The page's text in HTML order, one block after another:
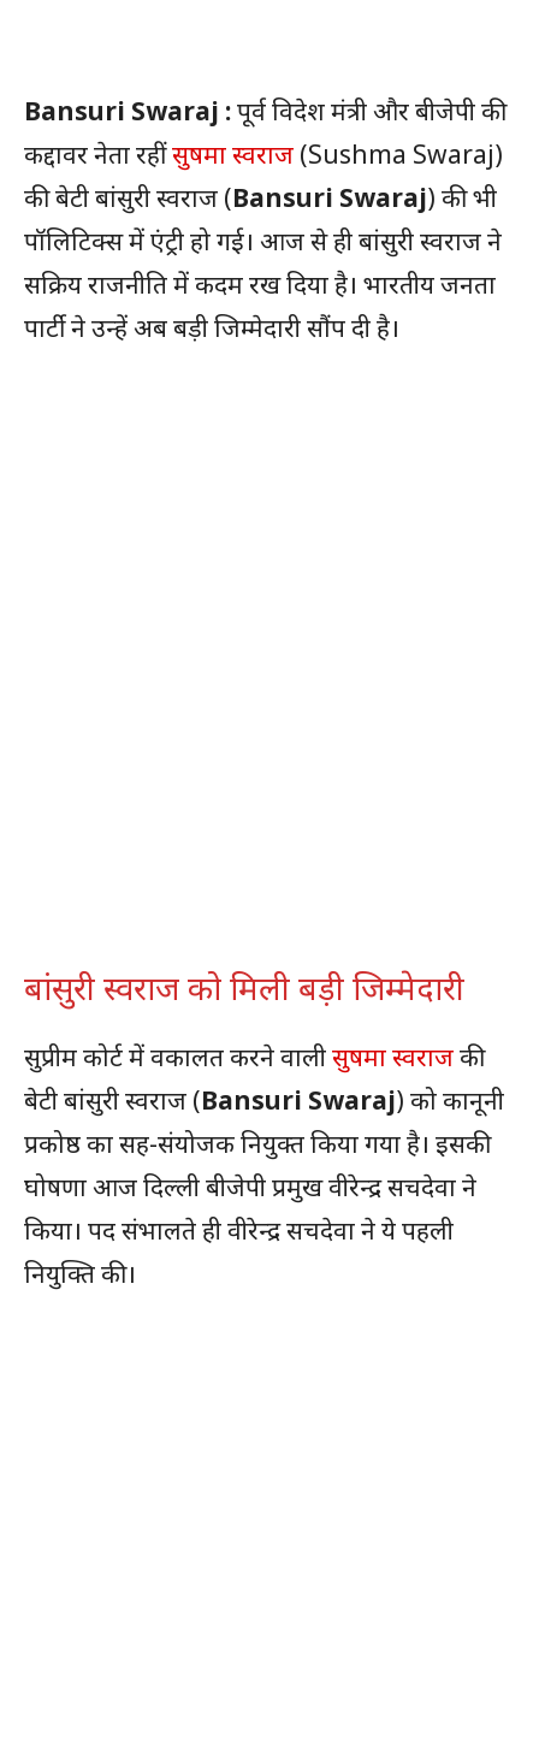
Bansuri Swaraj :पूर्व विदेश मंत्री और बीजेपी की
कद्दावर नेता रहींसुषमा स्वराज (Sushma Swaraj)
की बेटी बांसुरी स्वराज (Bansuri Swaraj) की भी
पॉलिटिक्स में एंट्री हो गई। आज से ही बांसुरी स्वराज ने
सक्रिय राजनीति में कदम रख दिया है। भारतीय जनता
पार्टी ने उन्हें अब बड़ी जिम्मेदारी सौंप दी है।
बांसुरी स्वराज को मिली बड़ी जिम्मेदारी
सुप्रीम कोर्ट में वकालत करने वालीसुषमा स्वराजकी
बेटी बांसुरी स्वराज (Bansuri Swaraj) को कानूनी
प्रकोष्ठ का सह-संयोजक नियुक्त किया गया है। इसकी
घोषणा आज दिल्ली बीजेपी प्रमुख वीरेन्द्र सचदेवा ने
किया। पद संभालते ही वीरेन्द्र सचदेवा ने ये पहली
नियुक्ति की।